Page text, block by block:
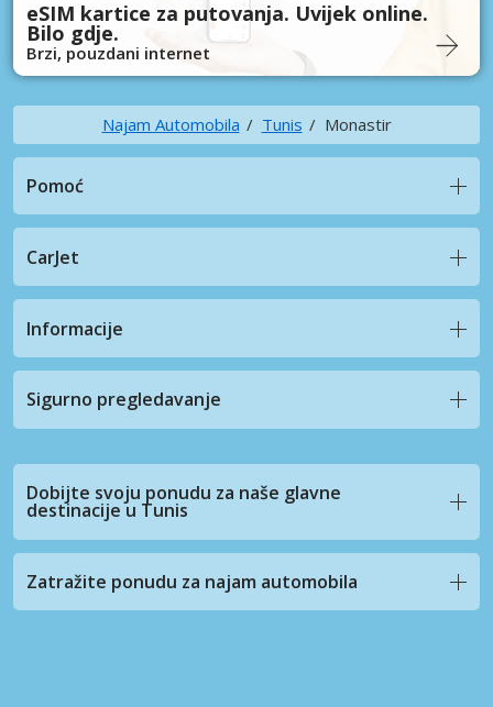
eSIM kartice za putovanja. Uvijek online.
Bilo gdje.
Brzi, pouzdani internet
Najam Automobila Tunis Monastir
Pomoć
CarJet
Informacije
Sigurno pregledavanje
Dobijte svoju ponudu za naše glavne
destinacije u Tunis
Zatražite ponudu za najam automobila